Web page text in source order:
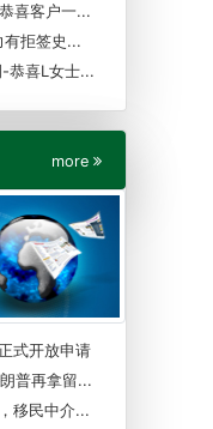
喜客户一...
拒签史...
恭喜L女士...
more
式开放申请
普再拿留...
移民中介...